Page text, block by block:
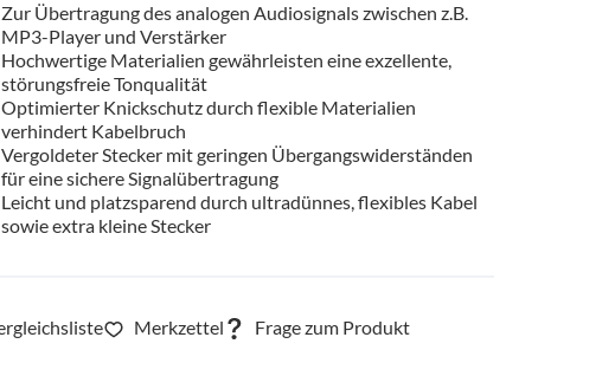
Zur Übertragung des analogen Audiosignals zwischen z.B.
MP3-Player und Verstärker
Hochwertige Materialien gewährleisten eine exzellente,
störungsfreie Tonqualität
Optimierter Knickschutz durch flexible Materialien
verhindert Kabelbruch
Vergoldeter Stecker mit geringen Übergangswiderständen
für eine sichere Signalübertragung
Leicht und platzsparend durch ultradünnes, flexibles Kabel
sowie extra kleine Stecker